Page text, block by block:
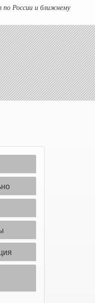
по России и ближнему